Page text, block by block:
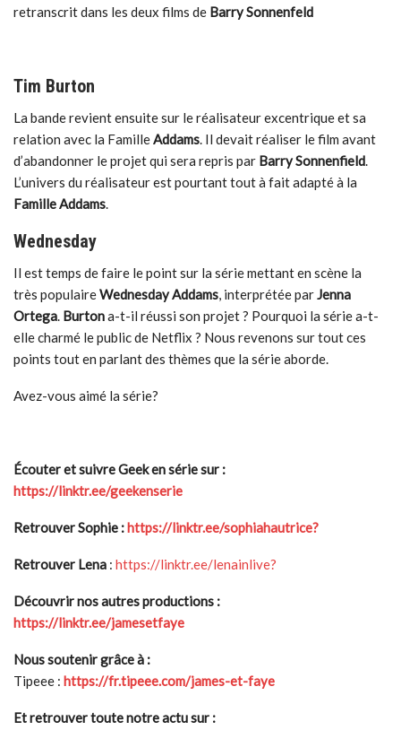
retranscrit dans les deux films de Barry Sonnenfeld
Tim Burton
La bande revient ensuite sur le réalisateur excentrique et sa
relation avec la FamilleAddams. Il devait réaliser le film avant
d’abandonner le projet qui sera repris par Barry Sonnenfield.
L’univers du réalisateur est pourtant tout à fait adapté à la
Famille Addams.
Wednesday
Il est temps de faire le point sur la série mettant en scène la
très populaireWednesday Addams, interprétée parJenna
Ortega. Burtona-t-il réussi son projet ? Pourquoi la série a-t-
elle charmé le public de Netflix ? Nous revenons sur tout ces
points tout en parlant des thèmes que la série aborde.
Avez-vous aimé la série?
Écouter et suivre Geek en série sur :
https://linktr.ee/geekenserie
Retrouver Sophie :https://linktr.ee/sophiahautrice?
Retrouver Lena : https://linktr.ee/lenainlive?
Découvrir nos autres productions :
https://linktr.ee/jamesetfaye
Nous soutenir grâce à :
Tipeee : https://fr.tipeee.com/james-et-faye
Et retrouver toute notre actu sur :